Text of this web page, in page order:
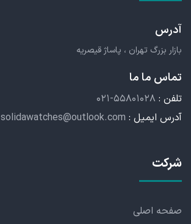
آدرس
بازار بزرگ تهران ، پاساژ قیصریه
تماس ما ما
تلفن : ۰۲۱-۵۵۸۰۱۰۲۸
آدرس ایمیل : solidawatches@outlook.com
شرکت
صفحه اصلی